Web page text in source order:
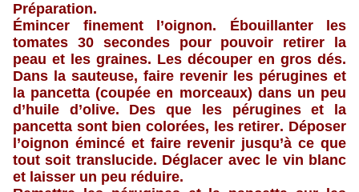
Préparation.
Émincer finement l’oignon. Ébouillanter les
tomates 30 secondes pour pouvoir retirer la
peau et les graines. Les découper en gros dés.
Dans la sauteuse, faire revenir les pérugines et
la pancetta (coupée en morceaux) dans un peu
d’huile d’olive. Des que les pérugines et la
pancetta sont bien colorées, les retirer. Déposer
l’oignon émincé et faire revenir jusqu’à ce que
tout soit translucide. Déglacer avec le vin blanc
et laisser un peu réduire.